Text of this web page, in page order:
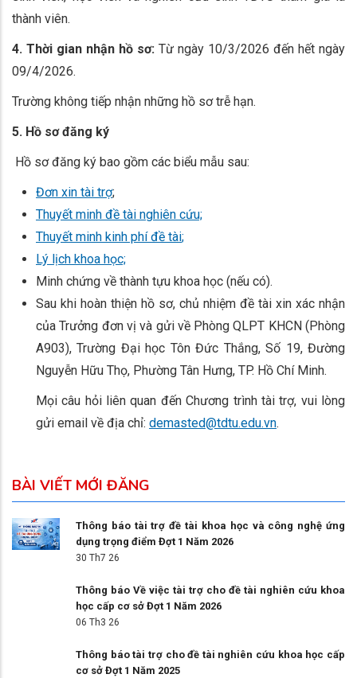
thành viên.
4. Thời gian nhận hồ sơ: Từ ngày 10/3/2026 đến hết ngày
09/4/2026.
Trường không tiếp nhận những hồ sơ trễ hạn.
5. Hồ sơ đăng ký
Hồ sơ đăng ký bao gồm các biểu mẫu sau:
Đơn xin tài trợ;
Thuyết minh đề tài nghiên cứu;
Thuyết minh kinh phí đề tài;
Lý lịch khoa học;
Minh chứng về thành tựu khoa học (nếu có).
Sau khi hoàn thiện hồ sơ, chủ nhiệm đề tài xin xác nhận
của Trưởng đơn vị và gửi về Phòng QLPT KHCN (Phòng
A903), Trường Đại học Tôn Đức Thắng, Số 19, Đường
Nguyễn Hữu Thọ, Phường Tân Hưng, TP. Hồ Chí Minh.
Mọi câu hỏi liên quan đến Chương trình tài trợ, vui lòng
gửi email về địa chỉ: demasted@tdtu.edu.vn.
BÀI VIẾT MỚI ĐĂNG
Thông báo tài trợ đề tài khoa học và công nghệ ứng
dụng trọng điểm Đợt 1 Năm 2026
30 Th7 26
Thông báo Về việc tài trợ cho đề tài nghiên cứu khoa
học cấp cơ sở Đợt 1 Năm 2026
06 Th3 26
Thông báo tài trợ cho đề tài nghiên cứu khoa học cấp
cơ sở Đợt 1 Năm 2025